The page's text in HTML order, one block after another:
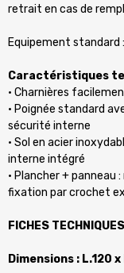
retrait en cas de
Equipement standard
Caractéristiques
• Charnières
• Poignée standard
sécurité interne
• Sol en acier
interne intégré
• Plancher + panneau
fixation par crochet
FICHES
Dimensions : L.120